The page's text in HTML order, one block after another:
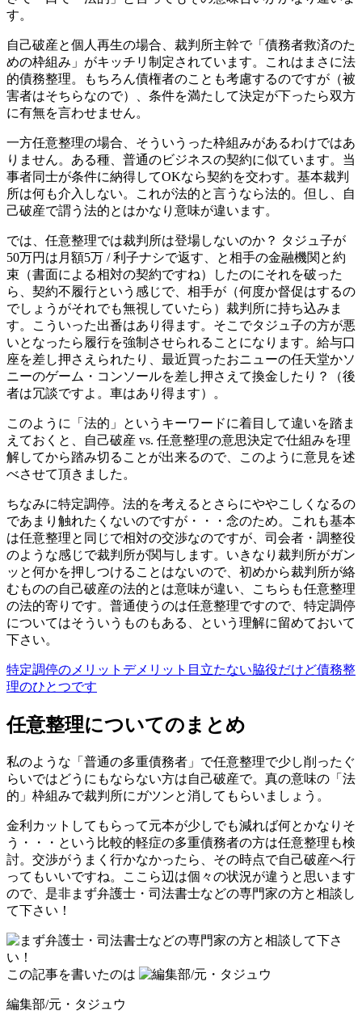
す。
自己破産と個人再生の場合、裁判所主幹で「債務者救済のた
めの枠組み」がキッチリ制定されています。これはまさに法
的債務整理。もちろん債権者のことも考慮するのですが（被
害者はそちらなので）、条件を満たして決定が下ったら双方
に有無を言わせません。
一方任意整理の場合、そういうった枠組みがあるわけではあ
りません。ある種、普通のビジネスの契約に似ています。当
事者同士が条件に納得してOKなら契約を交わす。基本裁判
所は何も介入しない。これが法的と言うなら法的。但し、自
己破産で謂う法的とはかなり意味が違います。
では、任意整理では裁判所は登場しないのか？ タジュ子が
50万円は月額5万 / 利子ナシで返す、と相手の金融機関と約
束（書面による相対の契約ですね）したのにそれを破った
ら、契約不履行という感じで、相手が（何度か督促はするの
でしょうがそれでも無視していたら）裁判所に持ち込みま
す。こういった出番はあり得ます。そこでタジュ子の方が悪
いとなったら履行を強制させられることになります。給与口
座を差し押さえられたり、最近買ったおニューの任天堂かソ
ニーのゲーム・コンソールを差し押さえて換金したり？（後
者は冗談ですよ。車はあり得ます）。
このように「法的」というキーワードに着目して違いを踏ま
えておくと、自己破産 vs. 任意整理の意思決定で仕組みを理
解してから踏み切ることが出来るので、このように意見を述
べさせて頂きました。
ちなみに特定調停。法的を考えるとさらにややこしくなるの
であまり触れたくないのですが・・・念のため。これも基本
は任意整理と同じで相対の交渉なのですが、司会者・調整役
のような感じで裁判所が関与します。いきなり裁判所がガン
ッと何かを押しつけることはないので、初めから裁判所が絡
むものの自己破産の法的とは意味が違い、こちらも任意整理
の法的寄りです。普通使うのは任意整理ですので、特定調停
についてはそういうものもある、という理解に留めておいて
下さい。
特定調停のメリットデメリット目立たない脇役だけど債務整
理のひとつです
任意整理についてのまとめ
私のような「普通の多重債務者」で任意整理で少し削ったぐ
らいではどうにもならない方は自己破産で。真の意味の「法
的」枠組みで裁判所にガツンと消してもらいましょう。
金利カットしてもらって元本が少しでも減れば何とかなりそ
う・・・という比較的軽症の多重債務者の方は任意整理も検
討。交渉がうまく行かなかったら、その時点で自己破産へ行
ってもいいですね。ここら辺は個々の状況が違うと思います
ので、是非まず弁護士・司法書士などの専門家の方と相談し
て下さい！
この記事を書いたのは
編集部/元・タジュウ